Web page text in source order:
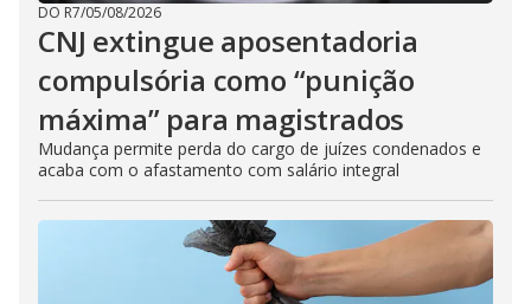
DO R7/05/08/2026
CNJ extingue aposentadoria
compulsória como “punição
máxima” para magistrados
Mudança permite perda do cargo de juízes condenados e
acaba com o afastamento com salário integral